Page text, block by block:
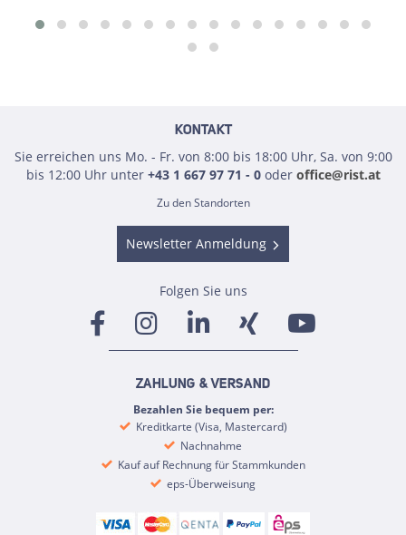
KONTAKT
Sie erreichen uns Mo. - Fr. von 8:00 bis 18:00 Uhr, Sa. von 9:00
bis 12:00 Uhr unter +43 1 667 97 71 - 0oder office@rist.at
Zu den Standorten
Newsletter Anmeldung
Folgen Sie uns
ZAHLUNG & VERSAND
Bezahlen Sie bequem per:
Kreditkarte (Visa, Mastercard)
Nachnahme
Kauf auf Rechnung für Stammkunden
eps-Überweisung